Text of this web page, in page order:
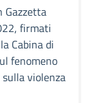
Gazzetta
firmati
Cabina di
fenomeno
violenza